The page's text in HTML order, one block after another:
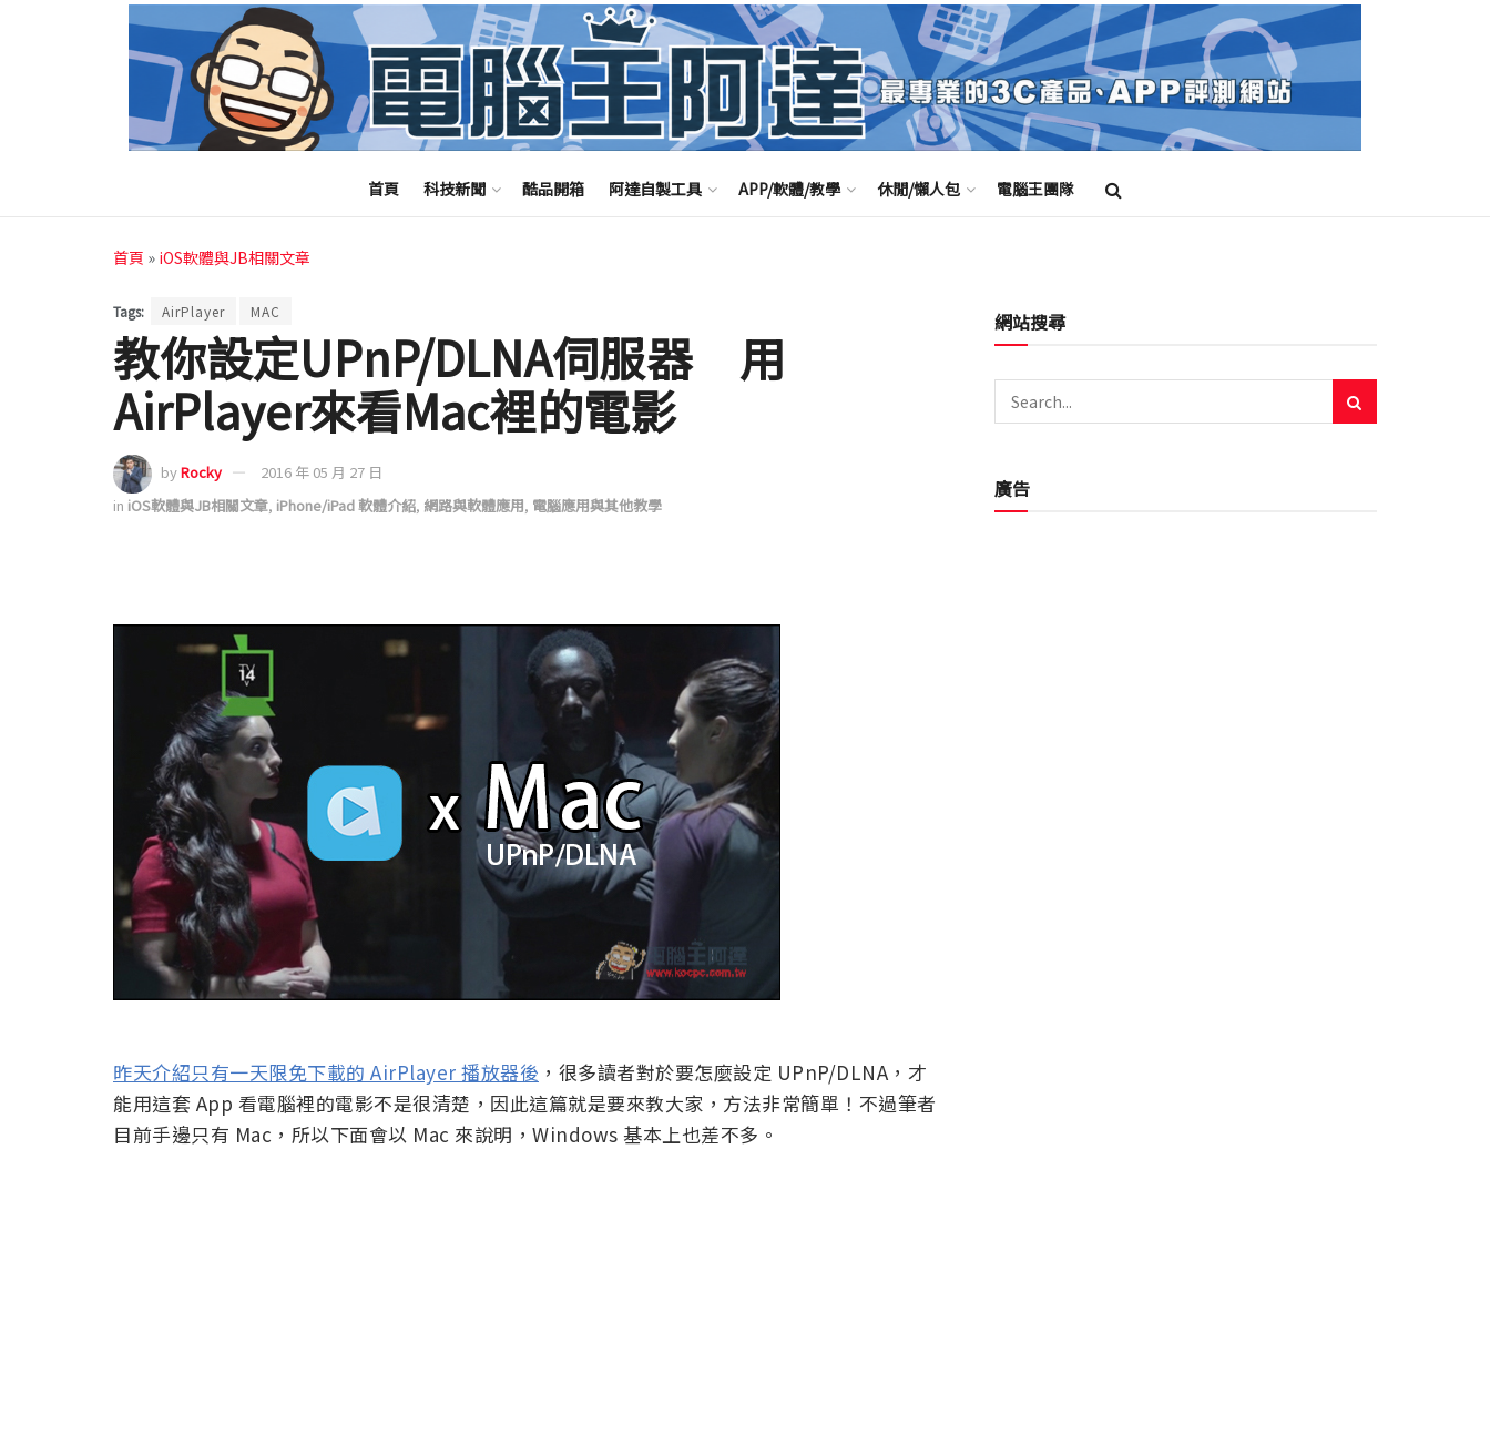
首頁 科技新聞 酷品開箱 阿達自製工具 APP/軟體/教學 休閒/懶人包 電腦王團隊
首頁 » iOS軟體與JB相關文章
Tags: AirPlayer MAC
教你設定UPnP/DLNA伺服器 用
AirPlayer來看Mac裡的電影
byRocky
2016 年 05 月 27 日
in iOS軟體與JB相關文章, iPhone/iPad 軟體介紹, 網路與軟體應用, 電腦應用與其他教學
昨天介紹只有一天限免下載的 AirPlayer 播放器後 ，很多讀者對於要怎麼設定 UPnP/DLNA，才
能用這套 App 看電腦裡的電影不是很清楚，因此這篇就是要來教大家，方法非常簡單！不過筆者
目前手邊只有 Mac，所以下面會以 Mac 來說明，Windows 基本上也差不多。
網站搜尋
廣告